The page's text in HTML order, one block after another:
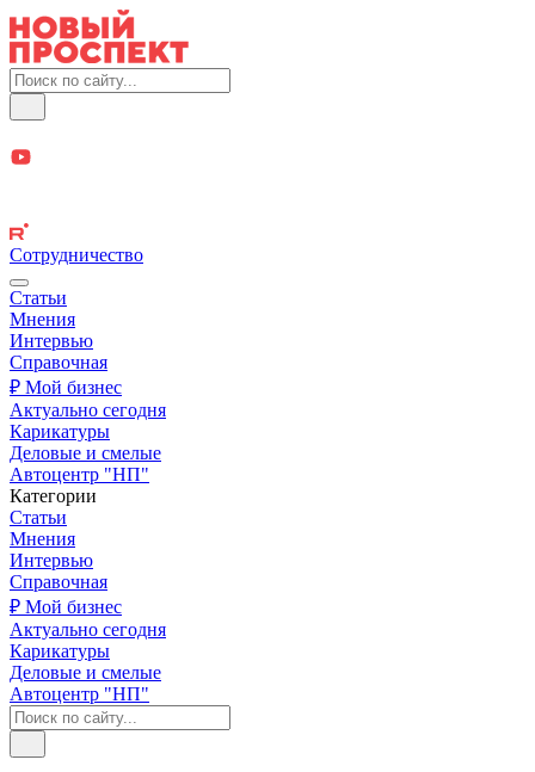
Сотрудничество
Статьи
Мнения
Интервью
Справочная
₽ Мой бизнес
Актуально сегодня
Карикатуры
Деловые и смелые
Автоцентр "НП"
Категории
Статьи
Мнения
Интервью
Справочная
₽ Мой бизнес
Актуально сегодня
Карикатуры
Деловые и смелые
Автоцентр "НП"